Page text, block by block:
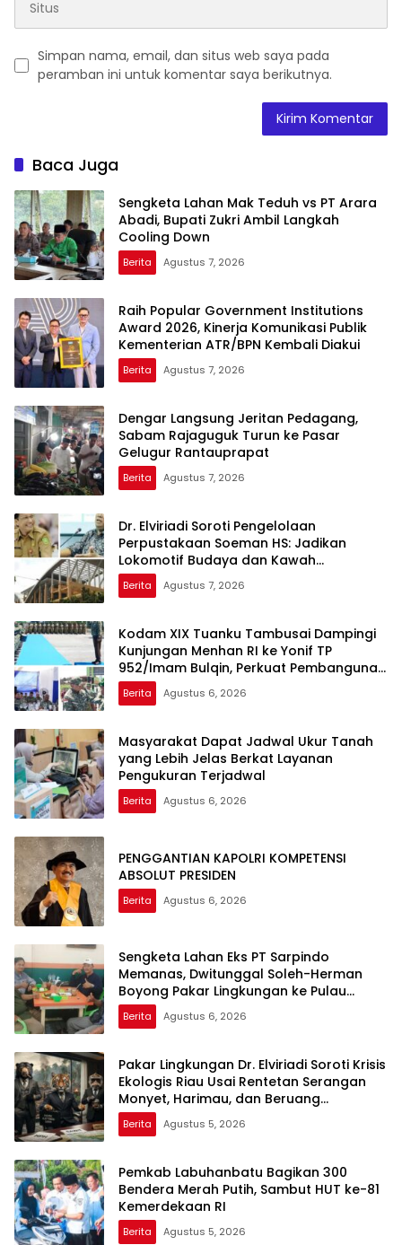
Simpan nama, email, dan situs web saya pada
peramban ini untuk komentar saya berikutnya.
Baca Juga
Sengketa Lahan Mak Teduh vs PT Arara
Abadi, Bupati Zukri Ambil Langkah
Cooling Down
Berita Agustus 7, 2026
Raih Popular Government Institutions
Award 2026, Kinerja Komunikasi Publik
Kementerian ATR/BPN Kembali Diakui
Berita Agustus 7, 2026
Dengar Langsung Jeritan Pedagang,
Sabam Rajaguguk Turun ke Pasar
Gelugur Rantauprapat
Berita Agustus 7, 2026
Dr. Elviriadi Soroti Pengelolaan
Perpustakaan Soeman HS: Jadikan
Lokomotif Budaya dan Kawah
Candradimuka Intelektual
Berita Agustus 7, 2026
Kodam XIX Tuanku Tambusai Dampingi
Kunjungan Menhan RI ke Yonif TP
952/Imam Bulqin, Perkuat Pembangunan
Satuan
Berita Agustus 6, 2026
Masyarakat Dapat Jadwal Ukur Tanah
yang Lebih Jelas Berkat Layanan
Pengukuran Terjadwal
Berita Agustus 6, 2026
PENGGANTIAN KAPOLRI KOMPETENSI
ABSOLUT PRESIDEN
Berita Agustus 6, 2026
Sengketa Lahan Eks PT Sarpindo
Memanas, Dwitunggal Soleh-Herman
Boyong Pakar Lingkungan ke Pulau
Rupat
Berita Agustus 6, 2026
Pakar Lingkungan Dr. Elviriadi Soroti Krisis
Ekologis Riau Usai Rentetan Serangan
Monyet, Harimau, dan Beruang
Terhadap Warga
Berita Agustus 5, 2026
Pemkab Labuhanbatu Bagikan 300
Bendera Merah Putih, Sambut HUT ke-81
Kemerdekaan RI
Berita Agustus 5, 2026